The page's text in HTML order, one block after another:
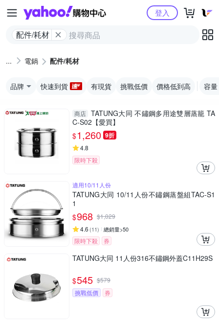
Yahoo購物中心
配件/耗材
登入
電鍋 配件/耗材
品牌 快速到貨 有現貨 挑戰低價 價格低到高 容量
商店 TATUNG大同 不鏽鋼多用途雙層蒸籠 TA
C-S02【愛買】
$1,260 9折
4.8
限時下殺
適用10/11人份
TATUNG大同 10/11人份不鏽鋼蒸盤組TAC-S1
1
$968 $1,029
4.6 (11) 總銷量>50
限時下殺 券
TATUNG大同 11人份316不鏽鋼外蓋C11H29S
$545 $579
挑戰低價
券